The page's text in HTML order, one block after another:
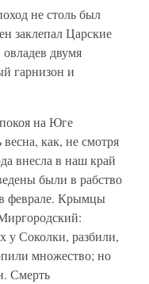
не столь был
заклепал Царские
двумя
гарнизон и
на Юге
как, не смотря
внесла в наш край
были в рабство
феврале. Крымцы
у Соколки, разбили,
множество; но
Смерть